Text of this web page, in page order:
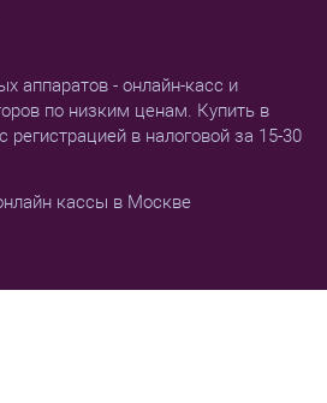
аппаратов - онлайн-касс и
по низким ценам. Купить в
регистрацией в налоговой за 15-30
кассы в Москве